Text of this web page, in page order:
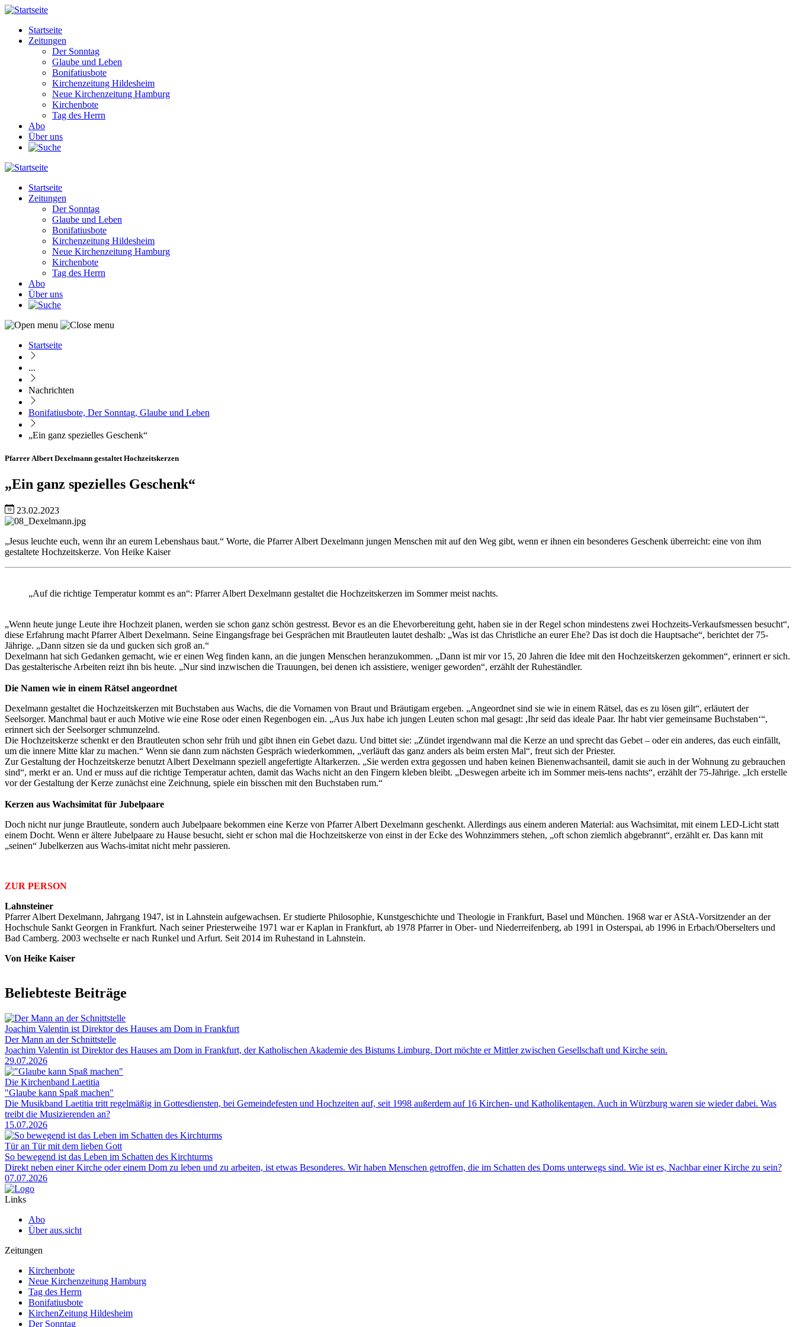
Direkt
Inhalt
Main
navigation
Startseite
Zeitungen
Der Sonntag
Glaube und Leben
Bonifatiusbote
Kirchenzeitung Hildesheim
Neue Kirchenzeitung Hamburg
Kirchenbote
Tag des Herrn
Abo
Über uns
Main
navigation
Startseite
Zeitungen
Der Sonntag
Glaube und Leben
Bonifatiusbote
Kirchenzeitung Hildesheim
Neue Kirchenzeitung Hamburg
Kirchenbote
Tag des Herrn
Abo
Über uns
Pfadnavigation
Startseite
...
Nachrichten
Bonifatiusbote, Der Sonntag, Glaube und Leben
„Ein ganz spezielles Geschenk“
Pfarrer Albert Dexelmann gestaltet Hochzeitskerzen
„Ein ganz spezielles Geschenk“
23.02.2023
Image
„Jesus leuchte euch, wenn ihr an eurem Lebenshaus baut.“ Worte, die Pfarrer Albert Dexelmann jungen Menschen mit auf den Weg gibt, wenn er ihnen ein besonderes Geschenk überreicht: eine von ihm
gestaltete Hochzeitskerze. Von Heike Kaiser
„Auf die richtige Temperatur kommt es an“: Pfarrer Albert Dexelmann gestaltet die Hochzeitskerzen im Sommer meist nachts.
„Wenn heute junge Leute ihre Hochzeit planen, werden sie schon ganz schön gestresst. Bevor es an die Ehevorbereitung geht, haben sie in der Regel schon mindestens zwei Hochzeits-Verkaufsmessen besucht“,
diese Erfahrung macht Pfarrer Albert Dexelmann. Seine Eingangsfrage bei Gesprächen mit Brautleuten lautet deshalb: „Was ist das Christliche an eurer Ehe? Das ist doch die Hauptsache“, berichtet der 75-
Jährige. „Dann sitzen sie da und gucken sich groß an.“
Dexelmann hat sich Gedanken gemacht, wie er einen Weg finden kann, an die jungen Menschen heranzukommen. „Dann ist mir vor 15, 20 Jahren die Idee mit den Hochzeitskerzen gekommen“, erinnert er sich.
Das gestalterische Arbeiten reizt ihn bis heute. „Nur sind inzwischen die Trauungen, bei denen ich assistiere, weniger geworden“, erzählt der Ruheständler.
Die Namen wie in einem Rätsel angeordnet
Dexelmann gestaltet die Hochzeitskerzen mit Buchstaben aus Wachs, die die Vornamen von Braut und Bräutigam ergeben. „Angeordnet sind sie wie in einem Rätsel, das es zu lösen gilt“, erläutert der
Seelsorger. Manchmal baut er auch Motive wie eine Rose oder einen Regenbogen ein. „Aus Jux habe ich jungen Leuten schon mal gesagt: ,Ihr seid das ideale Paar. Ihr habt vier gemeinsame Buchstaben‘“,
erinnert sich der Seelsorger schmunzelnd.
Die Hochzeitskerze schenkt er den Brautleuten schon sehr früh und gibt ihnen ein Gebet dazu. Und bittet sie: „Zündet irgendwann mal die Kerze an und sprecht das Gebet – oder ein anderes, das euch einfällt,
um die innere Mitte klar zu machen.“ Wenn sie dann zum nächsten Gespräch wiederkommen, „verläuft das ganz anders als beim ersten Mal“, freut sich der Priester.
Zur Gestaltung der Hochzeitskerze benutzt Albert Dexelmann speziell angefertigte Altarkerzen. „Sie werden extra gegossen und haben keinen Bienenwachsanteil, damit sie auch in der Wohnung zu gebrauchen
sind“, merkt er an. Und er muss auf die richtige Temperatur achten, damit das Wachs nicht an den Fingern kleben bleibt. „Deswegen arbeite ich im Sommer meis-tens nachts“, erzählt der 75-Jährige. „Ich erstelle
vor der Gestaltung der Kerze zunächst eine Zeichnung, spiele ein bisschen mit den Buchstaben rum.“
Kerzen aus Wachsimitat für Jubelpaare
Doch nicht nur junge Brautleute, sondern auch Jubelpaare bekommen eine Kerze von Pfarrer Albert Dexelmann geschenkt. Allerdings aus einem anderen Material: aus Wachsimitat, mit einem LED-Licht statt
einem Docht. Wenn er ältere Jubelpaare zu Hause besucht, sieht er schon mal die Hochzeitskerze von einst in der Ecke des Wohnzimmers stehen, „oft schon ziemlich abgebrannt“, erzählt er. Das kann mit
„seinen“ Jubelkerzen aus Wachs-imitat nicht mehr passieren.
ZUR PERSON
Lahnsteiner
Pfarrer Albert Dexelmann, Jahrgang 1947, ist in Lahnstein aufgewachsen. Er studierte Philosophie, Kunstgeschichte und Theologie in Frankfurt, Basel und München. 1968 war er AStA-Vorsitzender an der
Hochschule Sankt Georgen in Frankfurt. Nach seiner Priesterweihe 1971 war er Kaplan in Frankfurt, ab 1978 Pfarrer in Ober- und Niederreifenberg, ab 1991 in Osterspai, ab 1996 in Erbach/Oberselters und
Bad Camberg. 2003 wechselte er nach Runkel und Arfurt. Seit 2014 im Ruhestand in Lahnstein.
Von Heike Kaiser
Beliebteste Beiträge
Joachim Valentin ist Direktor des Hauses am Dom in Frankfurt
Der Mann an der Schnittstelle
Joachim Valentin ist Direktor des Hauses am Dom in Frankfurt, der Katholischen Akademie des Bistums Limburg. Dort möchte er Mittler zwischen Gesellschaft und Kirche sein.
29.07.2026
Die Kirchenband Laetitia
"Glaube kann Spaß machen"
Die Musikband Laetitia tritt regelmäßig in Gottesdiensten, bei Gemeindefesten und Hochzeiten auf, seit 1998 außerdem auf 16 Kirchen- und Katholikentagen. Auch in Würzburg waren sie wieder dabei. Was
treibt die Musizierenden an?
15.07.2026
Tür an Tür mit dem lieben Gott
So bewegend ist das Leben im Schatten des Kirchturms
Direkt neben einer Kirche oder einem Dom zu leben und zu arbeiten, ist etwas Besonderes. Wir haben Menschen getroffen, die im Schatten des Doms unterwegs sind. Wie ist es, Nachbar einer Kirche zu sein?
07.07.2026
Links
Abo
Über aus.sicht
Zeitungen
Kirchenbote
Neue Kirchenzeitung Hamburg
Tag des Herrn
Bonifatiusbote
KirchenZeitung Hildesheim
Der Sonntag